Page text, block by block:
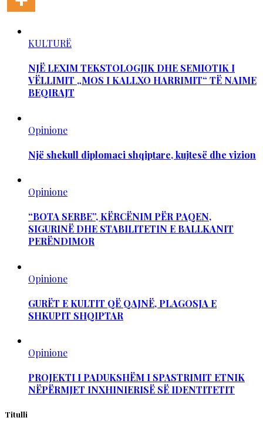
KULTURË
NJË LEXIM TEKSTOLOGJIK DHE SEMIOTIK I
VËLLIMIT „MOS I KALLXO HARRIMIT“ TË NAIME
BEQIRAJT
Opinione
Një shekull diplomaci shqiptare, kujtesë dhe vizion
Opinione
“BOTA SERBE”, KËRCËNIM PËR PAQEN,
SIGURINË DHE STABILITETIN E BALLKANIT
PERËNDIMOR
Opinione
GURËT E KULTIT QË QAJNË, PLAGOSJA E
SHKUPIT SHQIPTAR
Opinione
PROJEKTI I PADUKSHËM I SPASTRIMIT ETNIK
NËPËRMJET INXHINIERISË SË IDENTITETIT
Titulli